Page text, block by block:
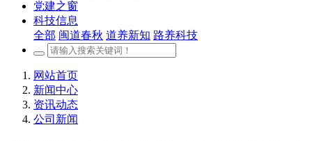
党建之窗
科技信息
全部 闽道春秋 道养新知 路养科技
网站首页
新闻中心
资讯动态
公司新闻